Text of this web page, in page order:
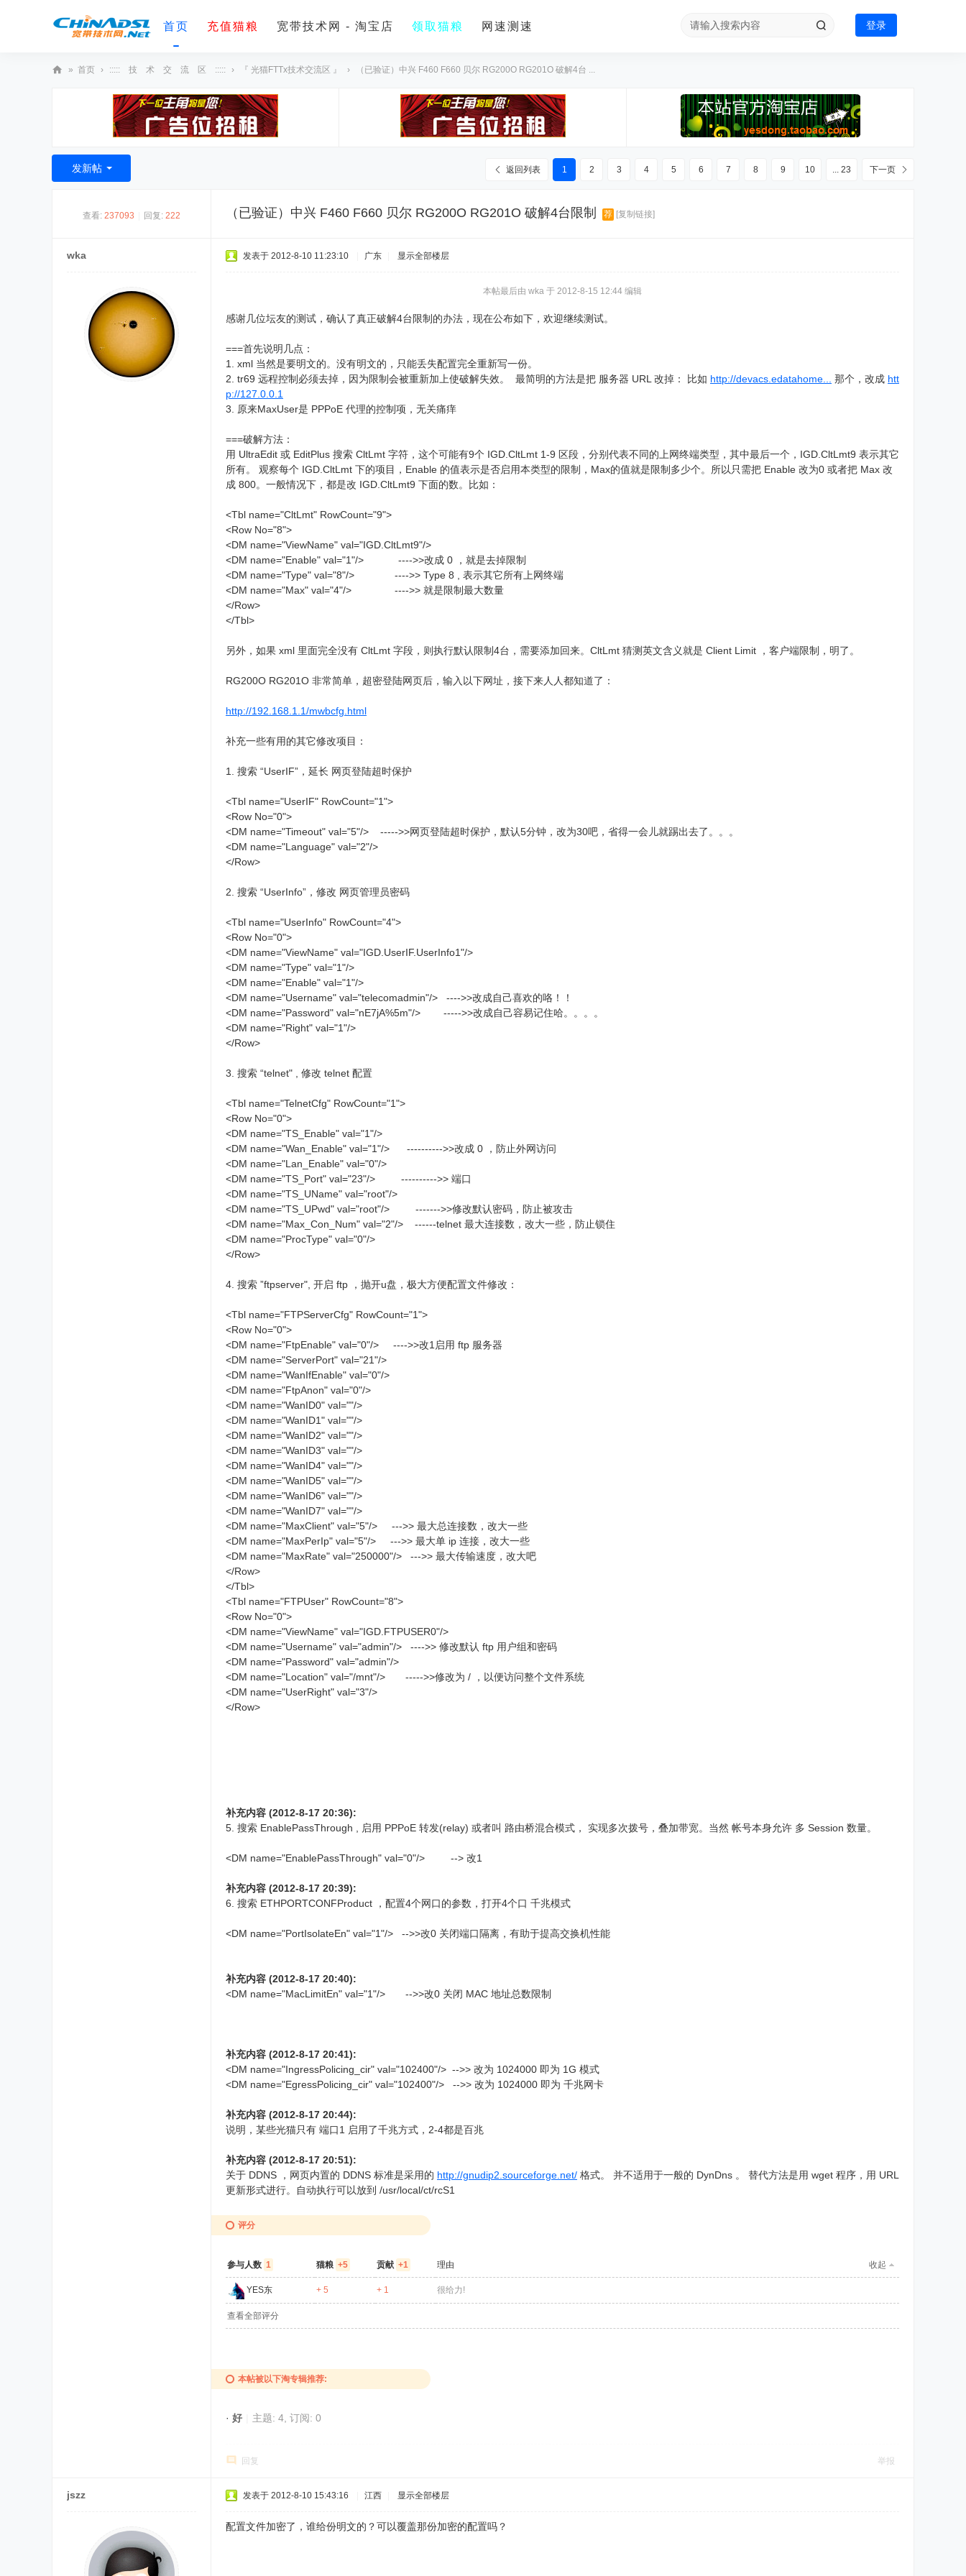
首页 充值猫粮 宽带技术网 - 淘宝店 领取猫粮 网速测速 登录
术
» 首页 › ::::: 技 术 交 流 区 ::::: › 『 光猫FTTx技术交流区 』 › （已验证）中兴 F460 F660 贝尔 RG200O RG201O 破解4台 ...
1 2 3 4 5 6 7 8 9 10 ... 23 下一页
返回列表
发新帖
查看: 237093 回复: 222 （已验证）中兴 F460 F660 贝尔 RG200O RG201O 破解4台限制 荐 [复制链接]
wka 发表于 2012-8-10 11:23:10 广东 显示全部楼层
本帖最后由 wka 于 2012-8-15 12:44 编辑
感谢几位坛友的测试，确认了真正破解4台限制的办法，现在公布如下，欢迎继续测试。
===首先说明几点：
1. xml 当然是要明文的。没有明文的，只能丢失配置完全重新写一份。
2. tr69 远程控制必须去掉，因为限制会被重新加上使破解失效。 最简明的方法是把 服务器 URL 改掉： 比如 http://devacs.edatahome... 那个，改成 htt
p://127.0.0.1
3. 原来MaxUser是 PPPoE 代理的控制项，无关痛痒
===破解方法：
用 UltraEdit 或 EditPlus 搜索 CltLmt 字符，这个可能有9个 IGD.CltLmt 1-9 区段，分别代表不同的上网终端类型，其中最后一个，IGD.CltLmt9 表示其它
所有。 观察每个 IGD.CltLmt 下的项目，Enable 的值表示是否启用本类型的限制，Max的值就是限制多少个。所以只需把 Enable 改为0 或者把 Max 改
成 800。一般情况下，都是改 IGD.CltLmt9 下面的数。比如：
<Tbl name="CltLmt" RowCount="9">
<Row No="8">
<DM name="ViewName" val="IGD.CltLmt9"/>
<DM name="Enable" val="1"/> ---->>改成 0 ，就是去掉限制
<DM name="Type" val="8"/> ---->> Type 8 , 表示其它所有上网终端
<DM name="Max" val="4"/> ---->> 就是限制最大数量
</Row>
</Tbl>
另外，如果 xml 里面完全没有 CltLmt 字段，则执行默认限制4台，需要添加回来。CltLmt 猜测英文含义就是 Client Limit ，客户端限制，明了。
RG200O RG201O 非常简单，超密登陆网页后，输入以下网址，接下来人人都知道了：
http://192.168.1.1/mwbcfg.html
补充一些有用的其它修改项目：
1. 搜索 “UserIF”，延长 网页登陆超时保护
<Tbl name="UserIF" RowCount="1">
<Row No="0">
<DM name="Timeout" val="5"/> ----->>网页登陆超时保护，默认5分钟，改为30吧，省得一会儿就踢出去了。。。
<DM name="Language" val="2"/>
</Row>
2. 搜索 “UserInfo”，修改 网页管理员密码
<Tbl name="UserInfo" RowCount="4">
<Row No="0">
<DM name="ViewName" val="IGD.UserIF.UserInfo1"/>
<DM name="Type" val="1"/>
<DM name="Enable" val="1"/>
<DM name="Username" val="telecomadmin"/> ---->>改成自己喜欢的咯！！
<DM name="Password" val="nE7jA%5m"/> ----->>改成自己容易记住哈。。。。
<DM name="Right" val="1"/>
</Row>
3. 搜索 “telnet" , 修改 telnet 配置
<Tbl name="TelnetCfg" RowCount="1">
<Row No="0">
<DM name="TS_Enable" val="1"/>
<DM name="Wan_Enable" val="1"/> ---------->>改成 0 ，防止外网访问
<DM name="Lan_Enable" val="0"/>
<DM name="TS_Port" val="23"/> ---------->> 端口
<DM name="TS_UName" val="root"/>
<DM name="TS_UPwd" val="root"/> ------->>修改默认密码，防止被攻击
<DM name="Max_Con_Num" val="2"/> ------telnet 最大连接数，改大一些，防止锁住
<DM name="ProcType" val="0"/>
</Row>
4. 搜索 ”ftpserver", 开启 ftp ，抛开u盘，极大方便配置文件修改：
<Tbl name="FTPServerCfg" RowCount="1">
<Row No="0">
<DM name="FtpEnable" val="0"/> ---->>改1启用 ftp 服务器
<DM name="ServerPort" val="21"/>
<DM name="WanIfEnable" val="0"/>
<DM name="FtpAnon" val="0"/>
<DM name="WanID0" val=""/>
<DM name="WanID1" val=""/>
<DM name="WanID2" val=""/>
<DM name="WanID3" val=""/>
<DM name="WanID4" val=""/>
<DM name="WanID5" val=""/>
<DM name="WanID6" val=""/>
<DM name="WanID7" val=""/>
<DM name="MaxClient" val="5"/> --->> 最大总连接数，改大一些
<DM name="MaxPerIp" val="5"/> --->> 最大单 ip 连接，改大一些
<DM name="MaxRate" val="250000"/> --->> 最大传输速度，改大吧
</Row>
</Tbl>
<Tbl name="FTPUser" RowCount="8">
<Row No="0">
<DM name="ViewName" val="IGD.FTPUSER0"/>
<DM name="Username" val="admin"/> ---->> 修改默认 ftp 用户组和密码
<DM name="Password" val="admin"/>
<DM name="Location" val="/mnt"/> ----->>修改为 / ，以便访问整个文件系统
<DM name="UserRight" val="3"/>
</Row>
补充内容 (2012-8-17 20:36):
5. 搜索 EnablePassThrough , 启用 PPPoE 转发(relay) 或者叫 路由桥混合模式， 实现多次拨号，叠加带宽。当然 帐号本身允许 多 Session 数量。
<DM name="EnablePassThrough" val="0"/> --> 改1
补充内容 (2012-8-17 20:39):
6. 搜索 ETHPORTCONFProduct ，配置4个网口的参数，打开4个口 千兆模式
<DM name="PortIsolateEn" val="1"/> -->>改0 关闭端口隔离，有助于提高交换机性能
补充内容 (2012-8-17 20:40):
<DM name="MacLimitEn" val="1"/> -->>改0 关闭 MAC 地址总数限制
补充内容 (2012-8-17 20:41):
<DM name="IngressPolicing_cir" val="102400"/> -->> 改为 1024000 即为 1G 模式
<DM name="EgressPolicing_cir" val="102400"/> -->> 改为 1024000 即为 千兆网卡
补充内容 (2012-8-17 20:44):
说明，某些光猫只有 端口1 启用了千兆方式，2-4都是百兆
补充内容 (2012-8-17 20:51):
关于 DDNS ，网页内置的 DDNS 标准是采用的 http://gnudip2.sourceforge.net/ 格式。 并不适用于一般的 DynDns 。 替代方法是用 wget 程序，用 URL
更新形式进行。自动执行可以放到 /usr/local/ct/rcS1
评分
参与人数 1 猫粮 +5 贡献 +1 收起
理由
YES东 + 5 + 1 很给力!
查看全部评分
本帖被以下淘专辑推荐:
· 好 主题: 4, 订阅: 0
回复 举报
jszz 发表于 2012-8-10 15:43:16 江西 显示全部楼层
配置文件加密了，谁给份明文的？可以覆盖那份加密的配置吗？